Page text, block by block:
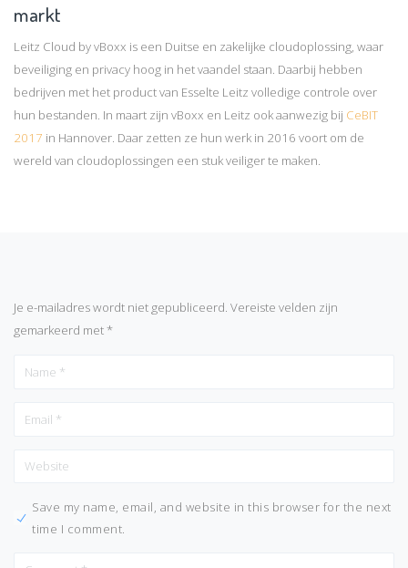
markt
Leitz Cloud by vBoxx is een Duitse en zakelijke cloudoplossing, waar
beveiliging en privacy hoog in het vaandel staan. Daarbij hebben
bedrijven met het product van Esselte Leitz volledige controle over
hun bestanden. In maart zijn vBoxx en Leitz ook aanwezig bij CeBIT
2017 in Hannover. Daar zetten ze hun werk in 2016 voort om de
wereld van cloudoplossingen een stuk veiliger te maken.
Je e-mailadres wordt niet gepubliceerd. Vereiste velden zijn
gemarkeerd met*
Save my name, email, and website in this browser for the next
time I comment.